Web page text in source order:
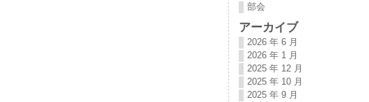
部会
アーカイブ
2026 年 6 月
2026 年 1 月
2025 年 12 月
2025 年 10 月
2025 年 9 月